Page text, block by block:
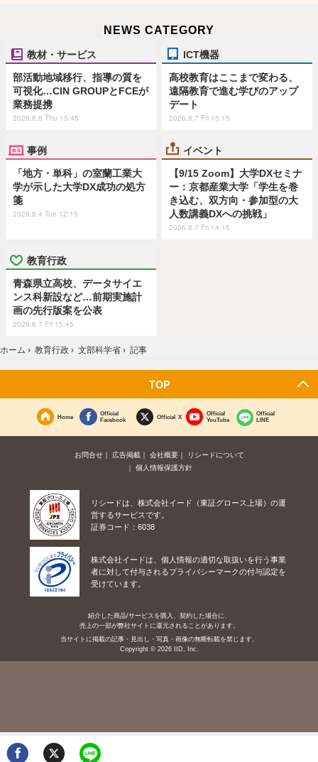
NEWS CATEGORY
教材・サービス
部活動地域移行、指導の質を
可視化…CIN GROUPとFCEが
業務提携
2026.8.6 Thu 15:45
ICT機器
高校教育はここまで変わる、
遠隔教育で進む学びのアップ
デート
2026.8.7 Fri 15:15
事例
「地方・単科」の室蘭工業大
学が示した大学DX成功の処方
箋
2026.8.4 Tue 12:15
イベント
【9/15 Zoom】大学DXセミナ
ー：京都産業大学「学生を巻
き込む、双方向・参加型の大
人数講義DXへの挑戦」
2026.8.7 Fri 14:15
教育行政
青森県立高校、データサイエ
ンス科新設など…前期実施計
画の先行版案を公表
2026.8.7 Fri 15:45
ホーム › 教育行政 › 文部科学省 › 記事
TOP
Home
Official
Facebook
Official X
Official
YouTube
Official
LINE
お問合せ 広告掲載 会社概要
リシードについて
個人情報保護方針
リシードは、株式会社イード（東証グロース上場）の運
営するサービスです。
証券コード：6038
株式会社イードは、個人情報の適切な取扱いを行う事業
者に対して付与されるプライバシーマークの付与認定を
受けています。
紹介した商品/サービスを購入、契約した場合に、
売上の一部が弊社サイトに還元されることがあります。
当サイトに掲載の記事・見出し・写真・画像の無断転載を禁じます。
Copyright © 2026 IID, Inc.